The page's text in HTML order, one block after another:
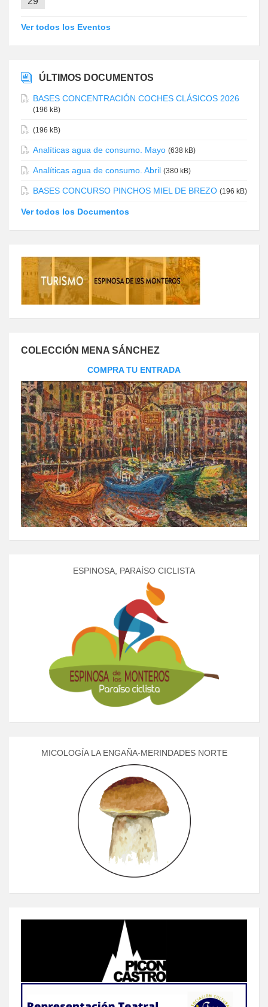
Ver todos los Eventos
ÚLTIMOS DOCUMENTOS
BASES CONCENTRACIÓN COCHES CLÁSICOS 2026
(196 kB)
(196 kB)
Analíticas agua de consumo. Mayo (638 kB)
Analíticas agua de consumo. Abril (380 kB)
BASES CONCURSO PINCHOS MIEL DE BREZO (196 kB)
Ver todos los Documentos
COLECCIÓN MENA SÁNCHEZ
COMPRA TU ENTRADA
ESPINOSA, PARAÍSO CICLISTA
MICOLOGÍA LA ENGAÑA-MERINDADES NORTE